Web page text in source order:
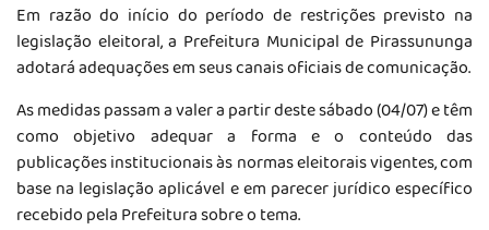
Em razão do início do período de restrições previsto na
legislação eleitoral, a Prefeitura Municipal de Pirassununga
adotará adequações em seus canais oficiais de comunicação.
As medidas passam a valer a partir deste sábado (04/07) e têm
como objetivo adequar a forma e o conteúdo das
publicações institucionais às normas eleitorais vigentes, com
base na legislação aplicável e em parecer jurídico específico
recebido pela Prefeitura sobre o tema.